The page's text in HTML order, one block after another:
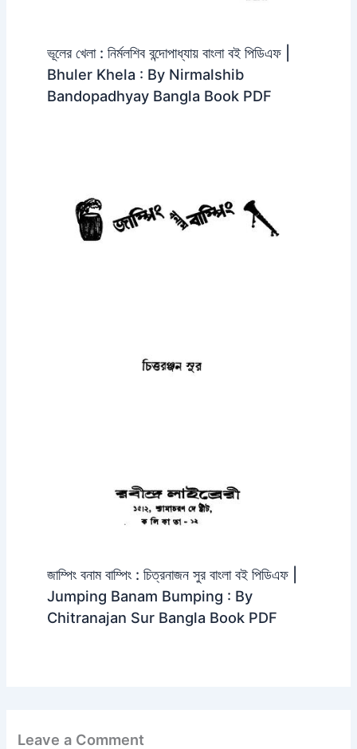
ভূলের খেলা : নির্মলশিব বন্দোপাধ্যায় বাংলা বই পিডিএফ |
Bhuler Khela : By Nirmalshib
Bandopadhyay Bangla Book PDF
জাম্পিং বনাম বাম্পিং : চিত্রনাজন সুর বাংলা বই পিডিএফ |
Jumping Banam Bumping : By
Chitranajan Sur Bangla Book PDF
Leave a Comment